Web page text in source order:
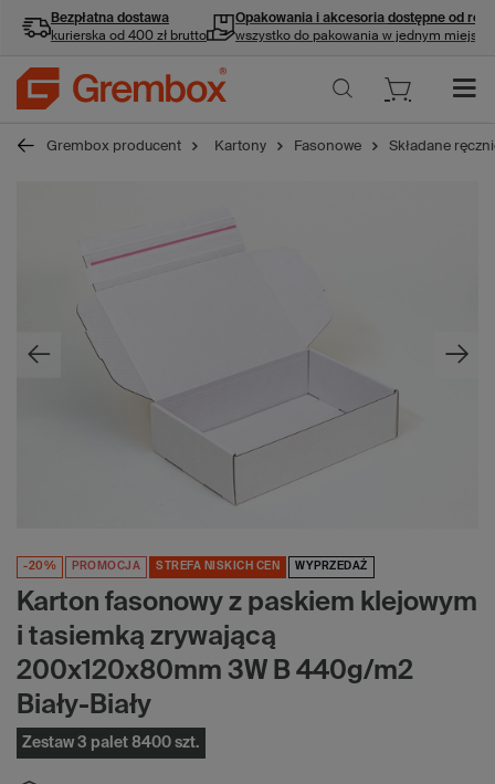
Bezpłatna dostawa
kurierska od 400 zł brutto
Opakowania i akcesoria dostępne od ręki
wszystko do pakowania w jednym miejscu
Grembox producent Kartony Fasonowe Składane
-20% PROMOCJA STREFA NISKICH CEN WYPRZEDAŻ
Karton fasonowy z paskiem klejowym
i tasiemką zrywającą
200x120x80mm 3W B 440g/m2
Biały-Biały
Zestaw 3 palet 8400 szt.